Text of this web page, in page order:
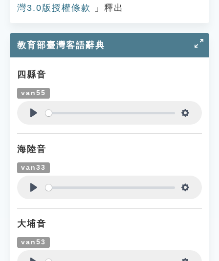
灣3.0版授權條款
」釋出
教育部臺灣客語辭典
四縣音
van55
海陸音
van33
大埔音
van53